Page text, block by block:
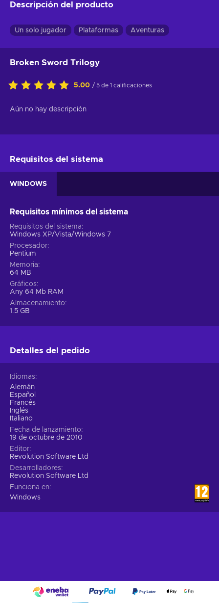
Descripción del producto
Un solo jugador Plataformas Aventuras
Broken Sword Trilogy
5.00 / 5 de 1 calificaciones
Aún no hay descripción
Requisitos del sistema
WINDOWS
Requisitos mínimos del sistema
Requisitos del sistema
Windows XP/Vista/Windows 7
Procesador
Pentium
Memoria
64 MB
Gráficos
Any 64 Mb RAM
Almacenamiento
1.5 GB
Detalles del pedido
Idiomas
Alemán
Español
Francés
Inglés
Italiano
Fecha de lanzamiento
19 de octubre de 2010
Editor
Revolution Software Ltd
Desarrolladores
Revolution Software Ltd
Funciona en
Windows